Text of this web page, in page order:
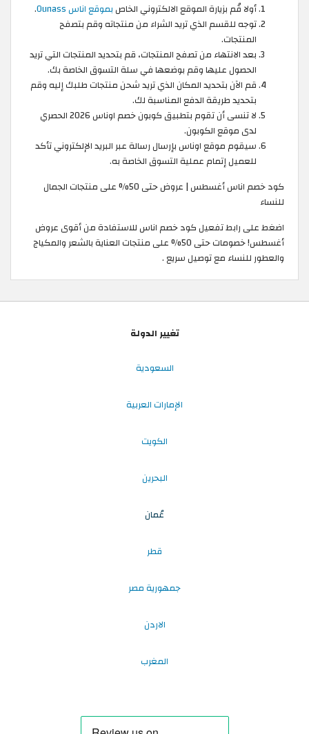
أولا قُم بزيارة الموقع الالكتروني الخاص بموقع اناس Ounass
.
توجه للقسم الذي تريد الشراء من منتجاته وقم بتصفح
المنتجات.
بعد الانتهاء من تصفح المنتجات، قم بتحديد المنتجات التي تريد
الحصول عليها وقم بوضعها في سلة التسوق الخاصة بك.
قم الآن بتحديد المكان الذي تريد شحن منتجات طلبك إليه وقم
بتحديد طريقة الدفع المناسبة لك.
لا تنسى أن تقوم بتطبيق كوبون خصم اوناس 2026 الحصري
لدى موقع الكوبون.
سيقوم موقع اوناس بإرسال رسالة عبر البريد الإلكتروني تأكد
للعميل إتمام عملية التسوق الخاصة به.
كود خصم اناس أغسطس | عروض حتى 50% على منتجات الجمال
للنساء
اضغط على رابط تفعيل كود خصم اناس للاستفادة من أقوى عروض
أغسطس! خصومات حتى 50% على منتجات العناية بالشعر والمكياج
والعطور للنساء مع توصيل سريع .
تغيير الدولة
السعودية
الإمارات العربية
الكويت
البحرين
عُمان
قطر
جمهورية مصر
الاردن
المغرب